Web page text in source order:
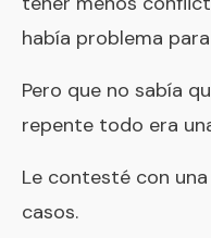
había problema
Pero que no sabía
repente todo era
Le contesté con
casos.